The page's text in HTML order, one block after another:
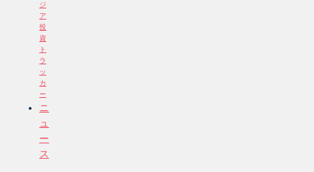
ジ
ア
投
資
ト
ラ
ッ
カ
ー
ニ
ュ
ー
ス